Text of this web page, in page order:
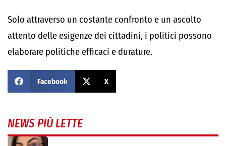
Solo attraverso un costante confronto e un ascolto
attento delle esigenze dei cittadini, i politici possono
elaborare politiche efficaci e durature.
Facebook X
NEWS PIÙ LETTE